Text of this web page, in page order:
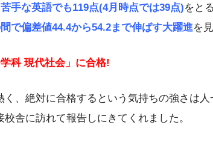
手な英語でも119点(4月時点では39点)をと
で偏差値44.4から54.2まで伸ばす大躍進を
科 現代社会」に合格!
、絶対に合格するという気持ちの強さは
舎に訪れて報告しにきてくれました。